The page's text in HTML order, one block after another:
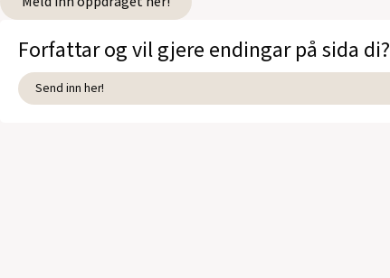
Forfattar og vil gjere endingar på sida di?
Send inn her!